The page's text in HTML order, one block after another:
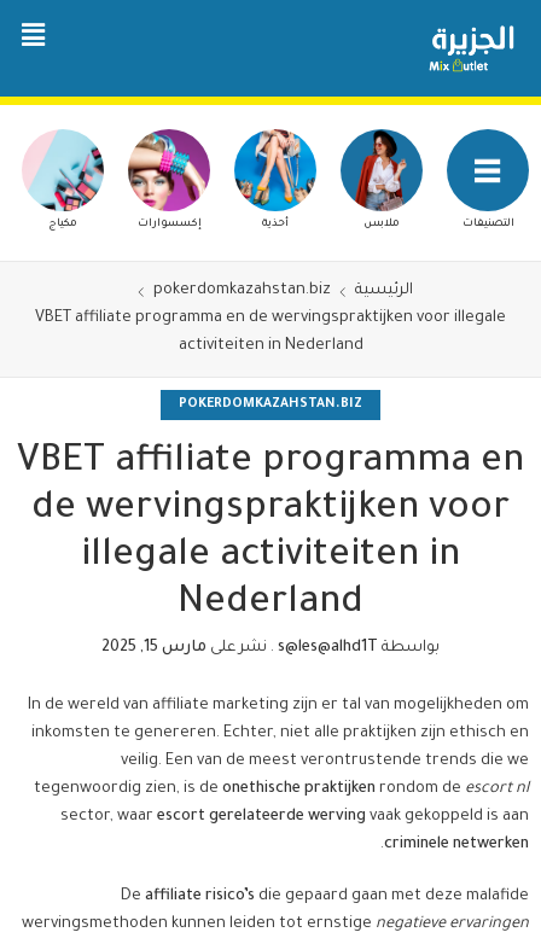
التصنيفات ملابس أحذية إكسسوارات مكياج
الرئيسية
pokerdomkazahstan.biz
VBET affiliate programma en de wervingspraktijken voor illegale
activiteiten in Nederland
POKERDOMKAZAHSTAN.BIZ
VBET affiliate programma en
de wervingspraktijken voor
illegale activiteiten in
Nederland
بواسطة s@les@alhd1T
. نشر على مارس 15, 2025
In de wereld van affiliate marketing zijn er tal van mogelijkheden om
inkomsten te genereren. Echter, niet alle praktijken zijn ethisch en
veilig. Een van de meest verontrustende trends die we
tegenwoordig zien, is de onethische praktijken rondom de escort nl
sector, waar escort gerelateerde werving vaak gekoppeld is aan
criminele netwerken
.
De affiliate risico’s die gepaard gaan met deze malafide
wervingsmethoden kunnen leiden tot ernstige negatieve ervaringen